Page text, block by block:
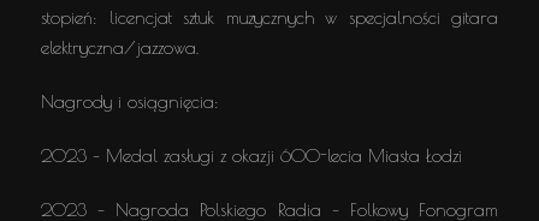
stopień: licencjat sztuk muzycznych w specjalności gitara
elektryczna/jazzowa.
Nagrody i osiągnięcia:
2023 – Medal zasługi z okazji 600-lecia Miasta Łodzi
2023 – Nagroda Polskiego Radia – Folkowy Fonogram